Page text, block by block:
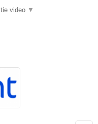
video ▼